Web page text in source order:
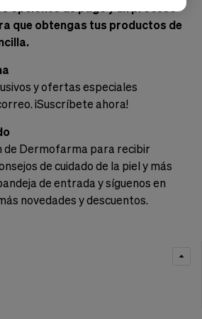
opciones de pago y un proceso
que obtengas tus productos de
y ofertas especiales
¡Suscríbete ahora!
de Dermofarma para recibir
de cuidado de la piel y más
de entrada y síguenos en
novedades y descuentos.